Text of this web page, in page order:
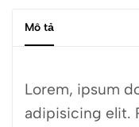
Mô tả
Lorem, ipsum
adipisicing elit.